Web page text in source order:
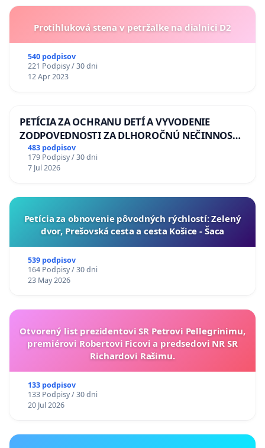
Protihluková stena v petržalke na dialnici D2
540 podpisov
221 Podpisy / 30 dni
12 Apr 2023
PETÍCIA ZA OCHRANU DETÍ A VYVODENIE
ZODPOVEDNOSTI ZA DLHOROČNÚ NEČINNOSŤ
A ZLYHANIE ŠTÁTU
483 podpisov
179 Podpisy / 30 dni
7 Jul 2026
​Petícia za obnovenie pôvodných rýchlostí: Zelený
dvor, Prešovská cesta a cesta Košice - Šaca
539 podpisov
164 Podpisy / 30 dni
23 May 2026
Otvorený list prezidentovi SR Petrovi Pellegrinimu,
premiérovi Robertovi Ficovi a predsedovi NR SR
Richardovi Rašimu.
133 podpisov
133 Podpisy / 30 dni
20 Jul 2026